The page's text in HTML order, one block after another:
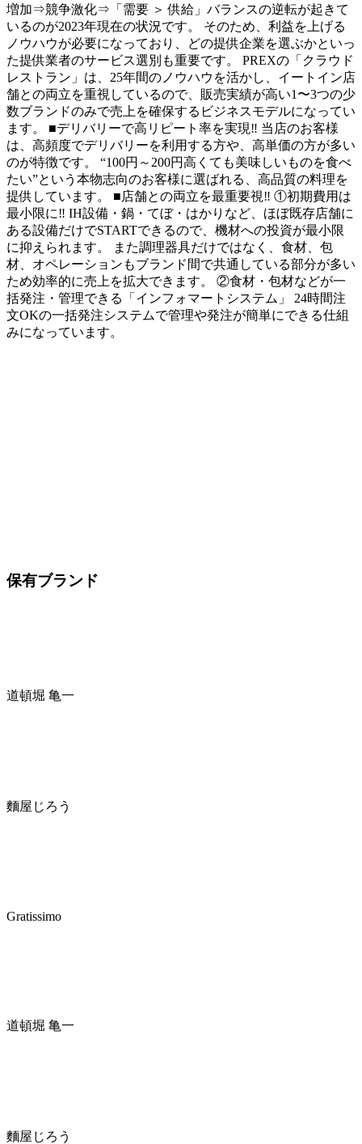
増加⇒競争激化⇒「需要 ＞ 供給」バランスの逆転が起きて
いるのが2023年現在の状況です。 そのため、利益を上げる
ノウハウが必要になっており、どの提供企業を選ぶかといっ
た提供業者のサービス選別も重要です。 PREXの「クラウド
レストラン」は、25年間のノウハウを活かし、イートイン店
舗との両立を重視しているので、販売実績が高い1〜3つの少
数ブランドのみで売上を確保するビジネスモデルになってい
ます。 ■デリバリーで高リピート率を実現‼ 当店のお客様
は、高頻度でデリバリーを利用する方や、高単価の方が多い
のが特徴です。 “100円～200円高くても美味しいものを食べ
たい”という本物志向のお客様に選ばれる、高品質の料理を
提供しています。 ■店舗との両立を最重要視‼ ①初期費用は
最小限に‼ IH設備・鍋・てぼ・はかりなど、ほぼ既存店舗に
ある設備だけでSTARTできるので、機材への投資が最小限
に抑えられます。 また調理器具だけではなく、食材、包
材、オペレーションもブランド間で共通している部分が多い
ため効率的に売上を拡大できます。 ②食材・包材などが一
括発注・管理できる「インフォマートシステム」 24時間注
文OKの一括発注システムで管理や発注が簡単にできる仕組
みになっています。
保有ブランド
道頓堀 亀一
麵屋じろう
Gratissimo
道頓堀 亀一
麵屋じろう